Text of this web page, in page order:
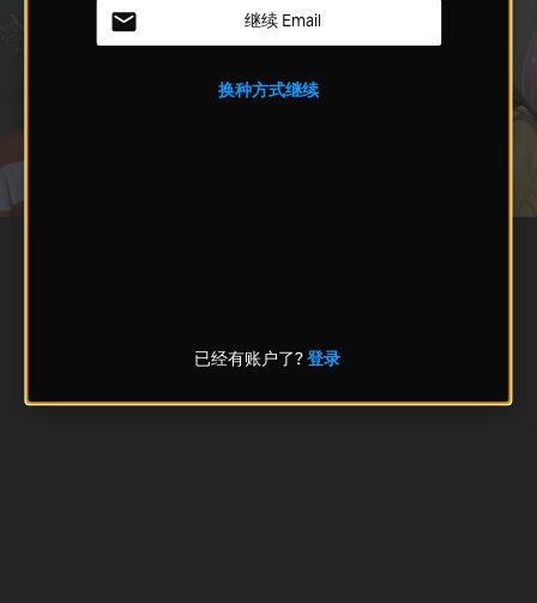
继续 Email
换种方式继续
已经有账户了?登录